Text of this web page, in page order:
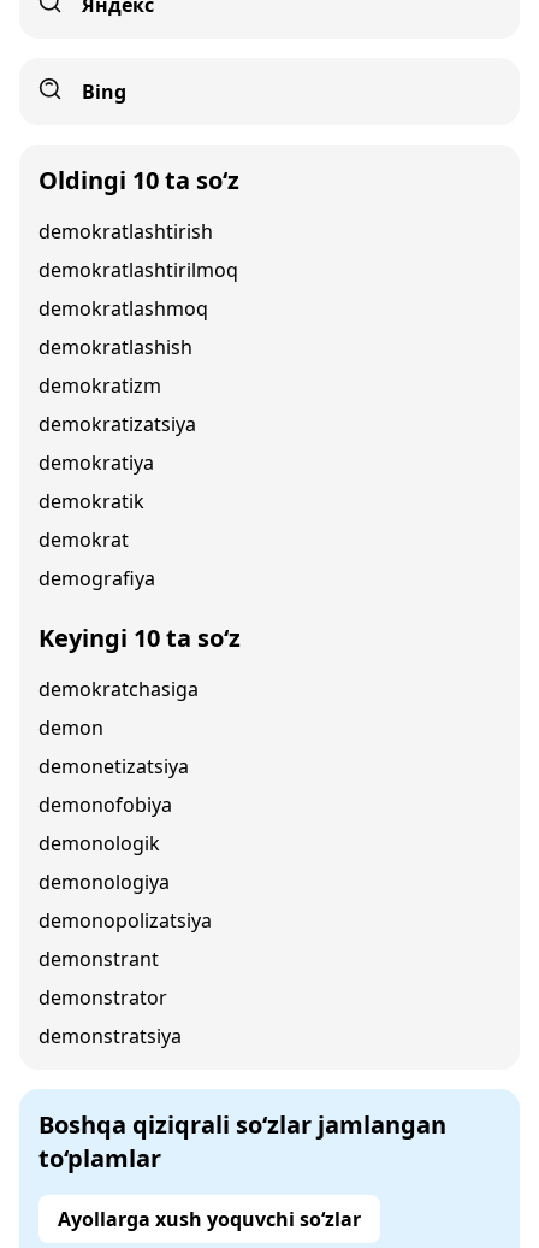
Bing
Oldingi 10 ta so‘z
demokratlashtirish
demokratlashtirilmoq
demokratlashmoq
demokratlashish
demokratizm
demokratizatsiya
demokratiya
demokratik
demokrat
demografiya
Keyingi 10 ta so‘z
demokratchasiga
demon
demonetizatsiya
demonofobiya
demonologik
demonologiya
demonopolizatsiya
demonstrant
demonstrator
demonstratsiya
Boshqa qiziqrali so‘zlar jamlangan
to‘plamlar
Ayollarga xush yoquvchi so‘zlar